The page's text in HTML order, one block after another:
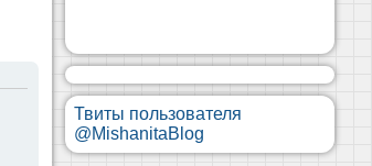
Твиты пользователя
@MishanitaBlog